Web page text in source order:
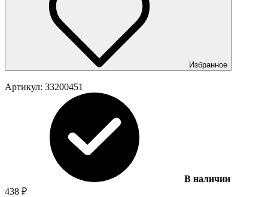
Избранное
Артикул: 33200451
В наличии
438 ₽